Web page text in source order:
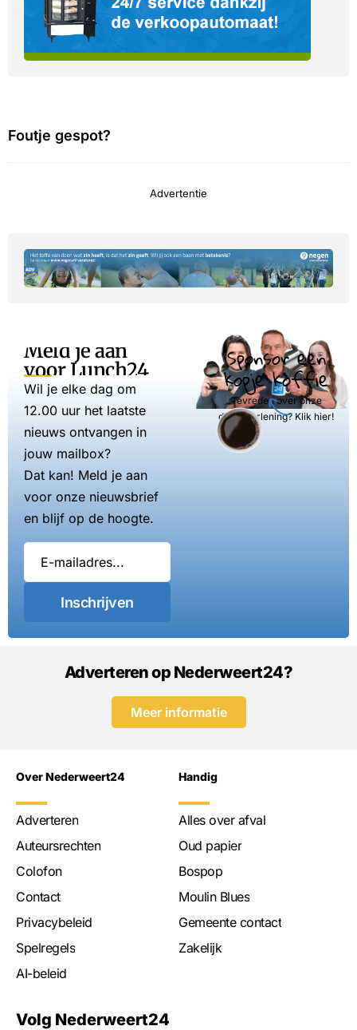
Foutje gespot?
Advertentie
Meld je aan
voor Lunch24
Wil je elke dag om
12.00 uur het laatste
nieuws ontvangen in
jouw mailbox?
Dat kan! Meld je aan
voor onze nieuwsbrief
en blijf op de hoogte.
Inschrijven
Sponsor een
kopje koffie
Tevreden over onze
dienstverlening? Klik hier!
Adverteren op Nederweert24?
Meer informatie
Over Nederweert24
Adverteren
Auteursrechten
Colofon
Contact
Privacybeleid
Spelregels
AI-beleid
Handig
Alles over afval
Oud papier
Bospop
Moulin Blues
Gemeente contact
Zakelijk
Volg Nederweert24